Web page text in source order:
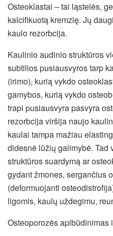
Osteoklastai – tai ląstelės,
kalcifikuotą kremzlę. Jų
kaulo rezorbcija.
Kaulinio audinio struktūros
subtilios pusiausvyros tarp
(irimo), kurią vykdo
gamybos, kurią vykdo
trapi pusiausvyra pasvyra
rezorbcija viršija naujo
kaulai tampa mažiau
didesnė lūžių galimybė. Tad
struktūros suardymą ar
gydant žmones, sergančius
(deformuojanti
ligomis, kaulų uždegimu,
Osteoporozės apibūdinimas